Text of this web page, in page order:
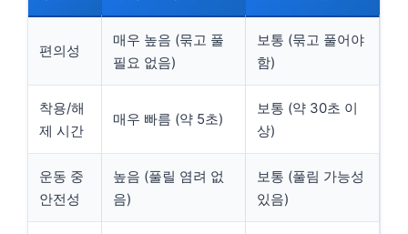
편의성
매우 높음 (묶고 풀
필요 없음)
보통 (묶고 풀어야
함)
착용/해
제 시간
매우 빠름 (약 5초)
보통 (약 30초 이
상)
운동 중
안전성
높음 (풀릴 염려 없
음)
보통 (풀림 가능성
있음)